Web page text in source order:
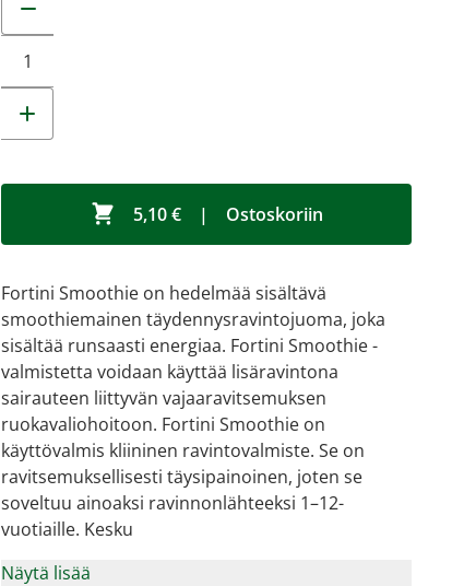
5,10 € | Ostoskoriin
Fortini Smoothie on hedelmää sisältävä
smoothiemainen täydennysravintojuoma, joka
sisältää runsaasti energiaa. Fortini Smoothie -
valmistetta voidaan käyttää lisäravintona
sairauteen liittyvän vajaaravitsemuksen
ruokavaliohoitoon. Fortini Smoothie on
käyttövalmis kliininen ravintovalmiste. Se on
ravitsemuksellisesti täysipainoinen, joten se
soveltuu ainoaksi ravinnonlähteeksi 1–12-
vuotiaille. Kesku
Näytä lisää